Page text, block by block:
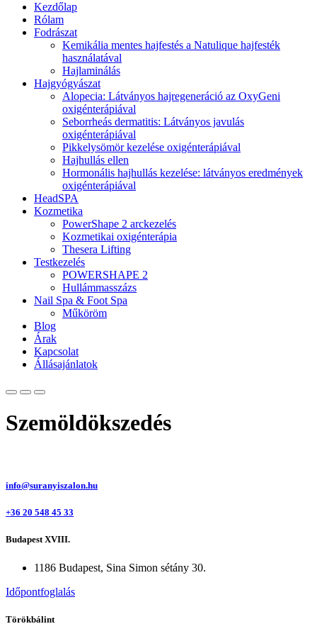
Kezdőlap
Rólam
Fodrászat
Kemikália mentes hajfestés a Natulique hajfesték
használatával
Hajlaminálás
Hajgyógyászat
Alopecia: Látványos hajregeneráció az OxyGeni
oxigénterápiával
Seborrheás dermatitis: Látványos javulás
oxigénterápiával
Pikkelysömör kezelése oxigénterápiával
Hajhullás ellen
Hormonális hajhullás kezelése: látványos eredmények
oxigénterápiával
HeadSPA
Kozmetika
PowerShape 2 arckezelés
Kozmetikai oxigénterápia
Thesera Lifting
Testkezelés
POWERSHAPE 2
Hullámmasszázs
Nail Spa & Foot Spa
Műköröm
Blog
Árak
Kapcsolat
Állásajánlatok
Szemöldökszedés
info@suranyiszalon.hu
+36 20 548 45 33
Budapest XVIII.
1186 Budapest, Sina Simon sétány 30.
Időpontfoglalás
Törökbálint